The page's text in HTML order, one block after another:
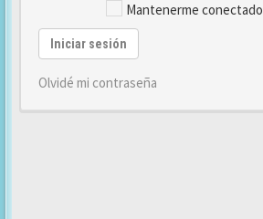
Mantenerme conectado
Iniciar sesión
Olvidé mi contraseña